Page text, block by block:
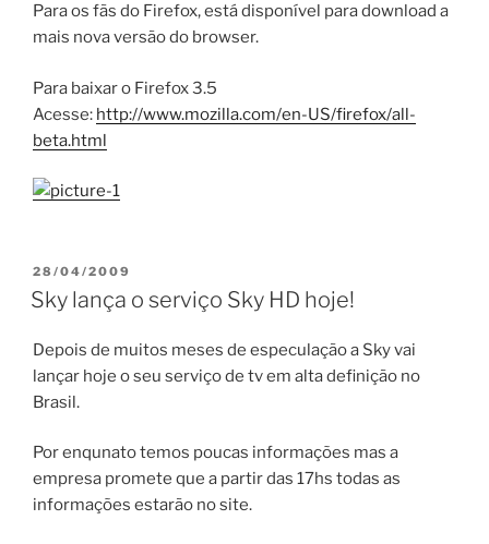
Para os fãs do Firefox, está disponível para download a
mais nova versão do browser.
Para baixar o Firefox 3.5
Acesse: http://www.mozilla.com/en-US/firefox/all-
beta.html
PUBLICADO
EM
28/04/2009
Sky lança o serviço Sky HD hoje!
Depois de muitos meses de especulação a Sky vai
lançar hoje o seu serviço de tv em alta definição no
Brasil.
Por enqunato temos poucas informações mas a
empresa promete que a partir das 17hs todas as
informações estarão no site.